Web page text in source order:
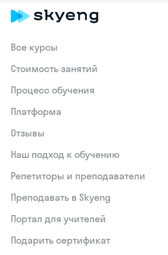
Все курсы
Стоимость занятий
Процесс обучения
Платформа
Отзывы
Наш подход к обучению
Репетиторы и преподаватели
Преподавать в Skyeng
Портал для учителей
Подарить сертификат